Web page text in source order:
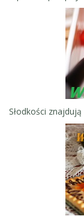
Słodkości